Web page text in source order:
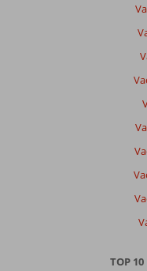
TOP 10